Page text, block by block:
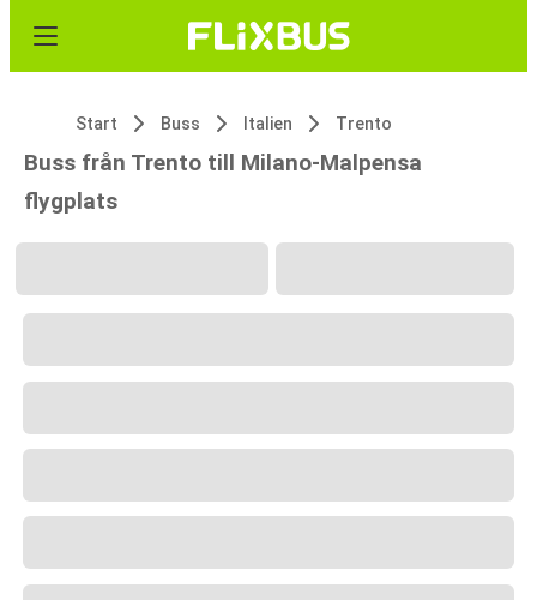
Start Buss Italien Trento
Buss från Trento till Milano-Malpensa
flygplats